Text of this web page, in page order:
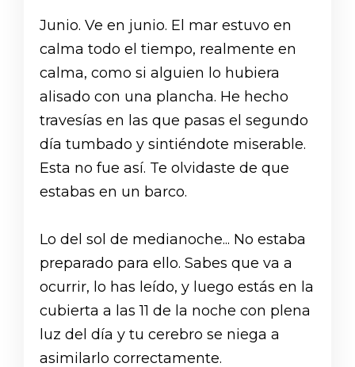
Junio. Ve en junio. El mar estuvo en
calma todo el tiempo, realmente en
calma, como si alguien lo hubiera
alisado con una plancha. He hecho
travesías en las que pasas el segundo
día tumbado y sintiéndote miserable.
Esta no fue así. Te olvidaste de que
estabas en un barco.
Lo del sol de medianoche... No estaba
preparado para ello. Sabes que va a
ocurrir, lo has leído, y luego estás en la
cubierta a las 11 de la noche con plena
luz del día y tu cerebro se niega a
asimilarlo correctamente.